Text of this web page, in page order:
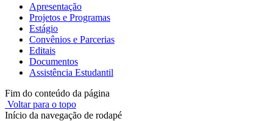
Apresentação
Projetos e Programas
Estágio
Convênios e Parcerias
Editais
Documentos
Assistência Estudantil
Fim do conteúdo da página
Voltar para o topo
Início da navegação de rodapé